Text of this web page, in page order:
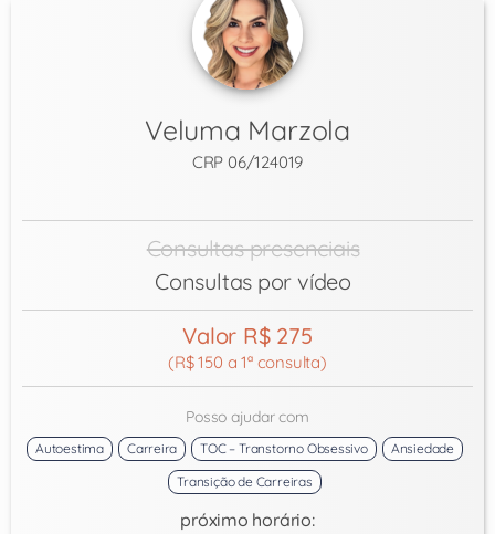
Veluma Marzola
CRP 06/124019
Consultas presenciais
Consultas por vídeo
Valor R$ 275
(R$ 150 a 1ª consulta)
Posso ajudar com
Autoestima Carreira TOC – Transtorno Obsessivo
Ansiedade
Transição de Carreiras
próximo horário: